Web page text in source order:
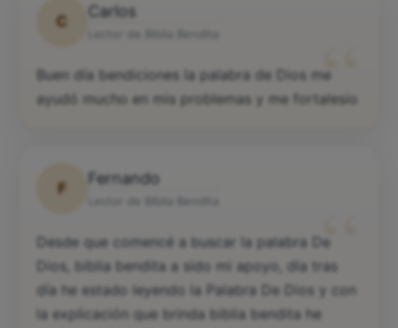
C
Carlos
“
Buen día bendiciones la palabra de Dios me
ayudó mucho en mis problemas y me fortalesio
F
Fernando
“
Desde que comencé a buscar la palabra De
Dios, biblia bendita a sido mi apoyo, día tras
día he estado leyendo la Palabra De Dios y con
la explicación que brinda biblia bendita he